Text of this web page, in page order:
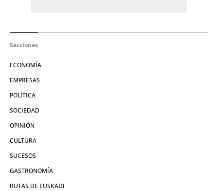
Secciones
ECONOMÍA
EMPRESAS
POLÍTICA
SOCIEDAD
OPINIÓN
CULTURA
SUCESOS
GASTRONOMÍA
RUTAS DE EUSKADI